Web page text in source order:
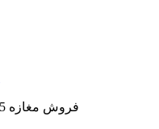
فروش مغازه 275 متر زیربنا طبقه اول نوساز سالن ز